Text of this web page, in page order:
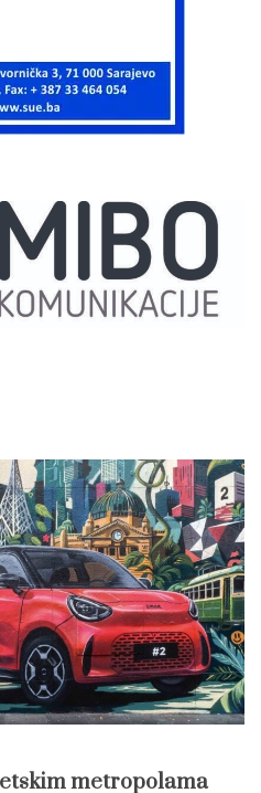
metropolama